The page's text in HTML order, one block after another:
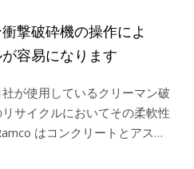
撃破砕機の操作によ
容易になります
が使用しているクリーマン破
サイクルにおいてその柔軟性